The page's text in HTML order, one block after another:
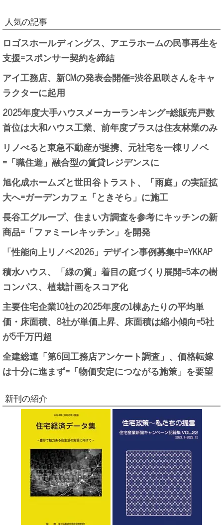
人気の記事
ロゴスホールディングス、アエラホームの民事再生を
支援=スポンサー契約を締結
アイ工務店、新CMの発表会開催=渋谷凪咲さんをキャ
ラクターに起用
2025年度大手ハウスメーカーランキング=総販売戸数
首位は大和ハウス工業、前年度プラスは住友林業のみ
リノべると東急不動産が提携、元社宅を一棟リノベ
=「職住遊」融合型の賃貸レジデンスに
旭化成ホームズと世田谷トラスト、「雨庭」の実証拡
大へ=ガーデンカフェ「ときそら」に施工
長谷工グループ、住まい方調査を参考にキッチンの新
商品=「ファミーレキッチン」を開発
「性能向上リノベ2026」デザイン事例募集中=YKKAP
積水ハウス、「緑の質」着目の庭づくり展開=5本の樹
コンパス、植栽計画をスコア化
主要住宅企業10社の2025年度の1棟あたりの平均単
価・床面積、8社が単価上昇、床面積は縮小傾向=5社
が5千万円超
全建総連「第6回工務店アンケート調査」、価格転嫁
は十分に進まず=「物価安定につながる施策」を要望
新刊の紹介